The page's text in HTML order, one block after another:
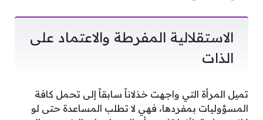
الاستقلالية المفرطة والاعتماد على
الذات
تميل المرأة التي واجهت خذلاناً سابقاً إلى تحمل كافة
المسؤوليات بمفردها، فهي لا تطلب المساعدة حتى لو